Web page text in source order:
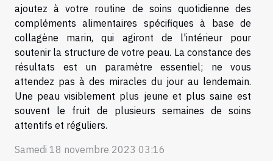
ajoutez à votre routine de soins quotidienne des
compléments alimentaires spécifiques à base de
collagène marin, qui agiront de l'intérieur pour
soutenir la structure de votre peau. La constance des
résultats est un paramètre essentiel; ne vous
attendez pas à des miracles du jour au lendemain.
Une peau visiblement plus jeune et plus saine est
souvent le fruit de plusieurs semaines de soins
attentifs et réguliers.
Samedi 18 novembre 2023 03:16